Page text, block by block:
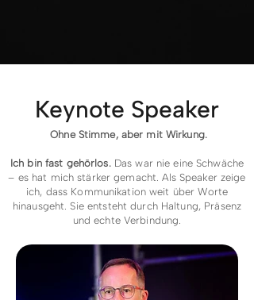
Keynote Speaker
Ohne Stimme, aber mit Wirkung.
Ich bin fast gehörlos. Das war nie eine Schwäche
– es hat mich stärker gemacht. Als Speaker zeige
ich, dass Kommunikation weit über Worte
hinausgeht. Sie entsteht durch Haltung, Präsenz
und echte Verbindung.